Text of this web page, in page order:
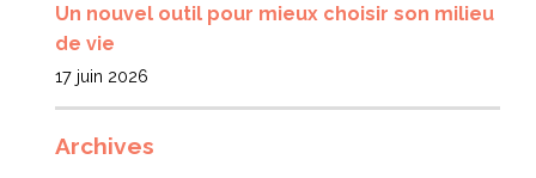
Un nouvel outil pour mieux choisir son milieu
de vie
17 juin 2026
Archives